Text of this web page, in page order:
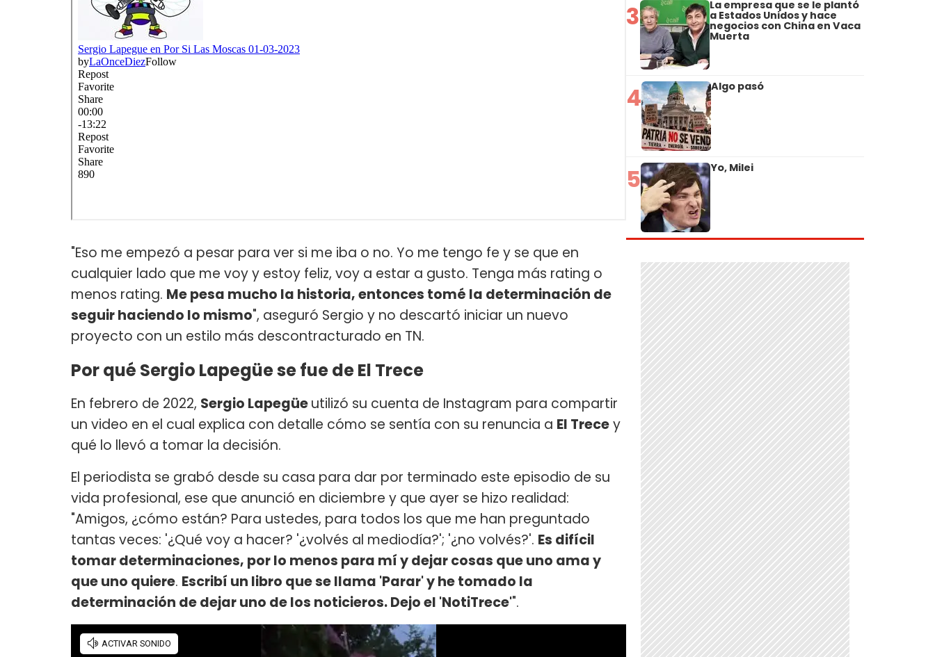
"Eso me empezó a pesar para ver si me iba o no. Yo me tengo fe y se que en
cualquier lado que me voy y estoy feliz, voy a estar a gusto. Tenga más rating o
menos rating. Me pesa mucho la historia, entonces tomé la determinación de
seguir haciendo lo mismo", aseguró Sergio y no descartó iniciar un nuevo
proyecto con un estilo más descontracturado en TN.
Por qué Sergio Lapegüe se fue de El Trece
En febrero de 2022, Sergio Lapegüeutilizó su cuenta de Instagram para compartir
un video en el cual explica con detalle cómo se sentía con su renuncia a El Trecey
qué lo llevó a tomar la decisión.
El periodista se grabó desde su casa para dar por terminado este episodio de su
vida profesional, ese que anunció en diciembre y que ayer se hizo realidad:
"Amigos, ¿cómo están? Para ustedes, para todos los que me han preguntado
tantas veces: '¿Qué voy a hacer? '¿volvés al mediodía?'; '¿no volvés?'. Es difícil
tomar determinaciones, por lo menos para mí y dejar cosas que uno ama y
que uno quiere. Escribí un libro que se llama 'Parar' y he tomado la
determinación de dejar uno de los noticieros. Dejo el 'NotiTrece'".
3 La empresa que se le plantó
a Estados Unidos y hace
negocios con China en Vaca
Muerta
4 Algo pasó
5 Yo, Milei